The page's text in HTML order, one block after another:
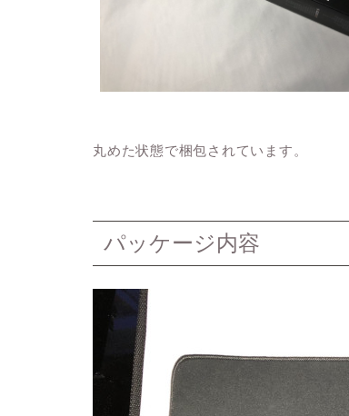
丸めた状態で梱包されています。
パッケージ内容